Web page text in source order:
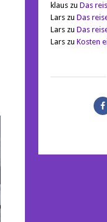
klaus zu Das
Lars zu Das
Lars zu Das
Lars zu Kosten